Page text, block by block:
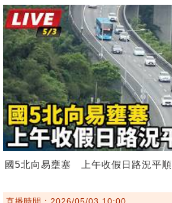
國5北向易壅塞 上午收假日路況平順